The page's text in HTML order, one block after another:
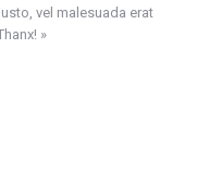
vel malesuada erat
»